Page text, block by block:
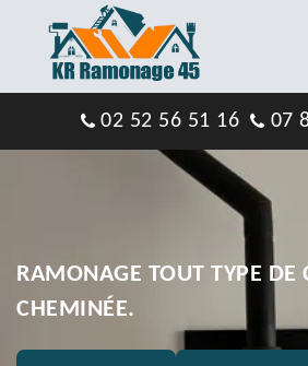
02 52 56 51 16 07
RAMONAGE TOUT TYPE DE
CHEMINÉE.